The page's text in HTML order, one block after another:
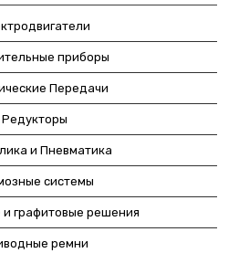
приборы
Передачи
Редукторы
и Пневматика
системы
и графитовые решения
ремни